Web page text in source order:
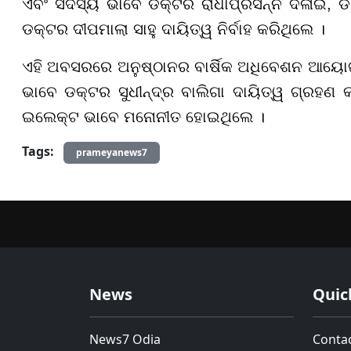
ଏବଂ ସଦସ୍ୟ ଭାବେ ଡକ୍ଟର ରାଧାପ୍ରସନ୍ନ
ଡକ୍ଟର ଦୀପମାଲା ସାହୁ ଦାୟିତ୍ୱ ନିର୍ବାହ କରିଥିଲେ ।
ଏହି ଅବସରରେ ଅନୁଷ୍ଠାନର ବାର୍ଷିକ ଅଧିବେଶନ
ଭାବେ ଡକ୍ଟର ସୁଧୀନ୍ଦ୍ର ବାଲିଗା ଦାୟିତ୍ୱ ଗ୍ରହଣ
ଇଲେକ୍ଟ ଭାବେ ମନୋନୀତ ହୋଇଥିଲେ ।
Tags:
prameyanews7
News
News7 Odia